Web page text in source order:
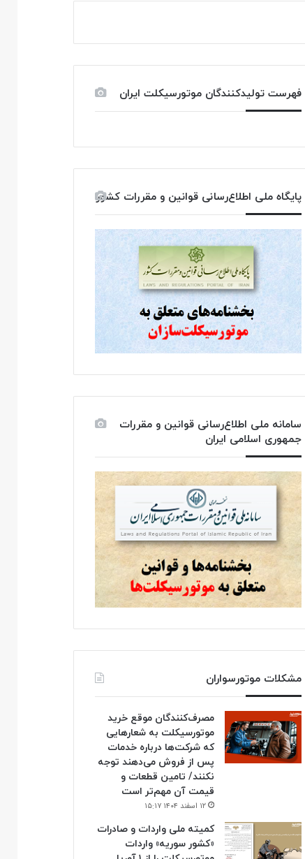
فهرست تولیدکنندگان موتورسیکلت ایران
پایگاه ملی اطلاع‌رسانی قوانین و مقررات کشور
سامانه ملی اطلاع‌رسانی قوانین و مقررات
جمهوری اسلامی ایران
مشکلات موتورسواران
مصرف‌کنندگان موقع خرید
موتورسیکلت به شعارهایی
که شرکت‌ها درباره خدمات
پس از فروش می‌دهند توجه
نکنند/ تامین قطعات و
قیمت آن مهم‌تر است
۱۲ اسفند ۱۴۰۴ ۱۵:۱۷
کمیته ملی واردات و صادرات
«کشور سوریه» واردات